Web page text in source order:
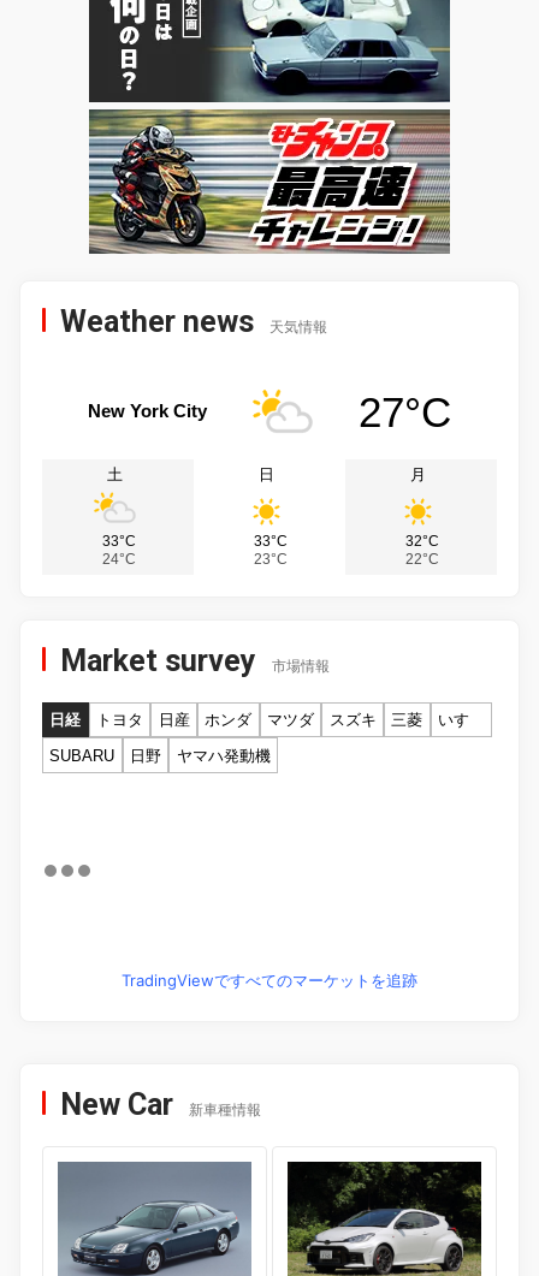
Weather news 天気情報
New York City 27°C
土
33°C
24°C
日
33°C
23°C
月
32°C
22°C
Market survey 市場情報
日経 トヨタ 日産 ホンダ マツダ スズキ 三菱
いすゞ
SUBARU
日野 ヤマハ発動機
TradingViewですべてのマーケットを追跡
New Car 新車種情報